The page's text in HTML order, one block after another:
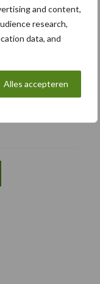
and content,
research,
data, and
Alles accepteren
gamma
uit
6